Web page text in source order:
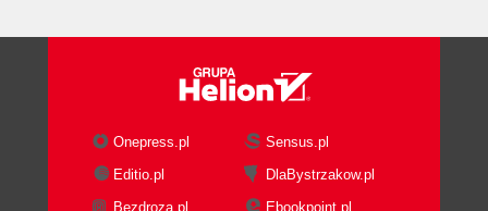
Onepress.pl
Sensus.pl
Editio.pl
DlaBystrzakow.pl
Bezdroza.pl
Ebookpoint.pl